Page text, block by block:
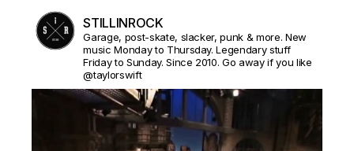
STILLINROCK
Garage, post-skate, slacker, punk & more. New
music Monday to Thursday. Legendary stuff
Friday to Sunday. Since 2010. Go away if you like
@taylorswift